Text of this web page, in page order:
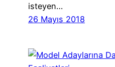
isteyen…
26 Mayıs 2018